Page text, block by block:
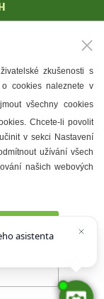
zkušenosti s
o cookies naleznete v
všechny cookies
Chcete-li povolit
v sekci Nastavení
užívání všech
našich webových
asistenta